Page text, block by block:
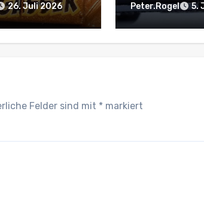
26. Juli 2026 Peter.Rogel 5.
Felder sind mit * markiert